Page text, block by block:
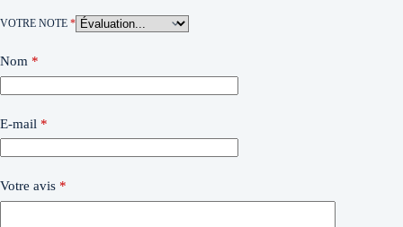
VOTRE NOTE *
Nom *
E-mail *
Votre avis *